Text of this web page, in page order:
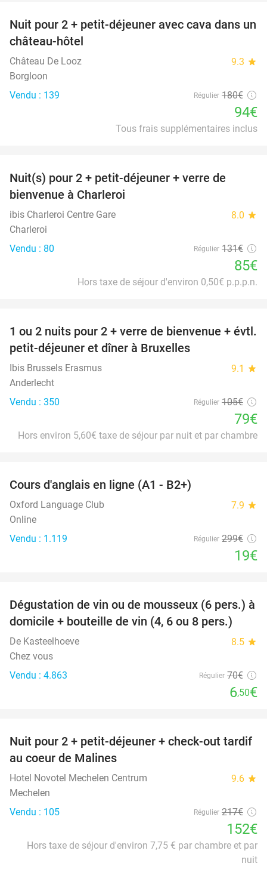
48%
Nuit pour 2 + petit-déjeuner avec cava dans un
château-hôtel
Château De Looz 9.3 star
Borgloon
Vendu : 139
Régulier 180€
94€
Tous frais supplémentaires inclus
Nuit(s) pour 2 + petit-déjeuner + verre de
bienvenue à Charleroi
ibis Charleroi Centre Gare 8.0 star
Charleroi
Vendu : 80
Régulier 131€
85€
Hors taxe de séjour d'environ 0,50€ p.p.p.n.
25%
1 ou 2 nuits pour 2 + verre de bienvenue + évtl.
petit-déjeuner et dîner à Bruxelles
Ibis Brussels Erasmus 9.1 star
Anderlecht
Vendu : 350
Régulier 105€
79€
Hors environ 5,60€ taxe de séjour par nuit et par chambre
Cours d'anglais en ligne (A1 - B2+)
Oxford Language Club 7.9 star
Online
Vendu : 1.119
Régulier 299€
19€
91%
Dégustation de vin ou de mousseux (6 pers.) à
domicile + bouteille de vin (4, 6 ou 8 pers.)
De Kasteelhoeve 8.5 star
Chez vous
Vendu : 4.863
Régulier 70€
6,50€
30%
Nuit pour 2 + petit-déjeuner + check-out tardif
au coeur de Malines
Hotel Novotel Mechelen Centrum 9.6 star
Mechelen
Vendu : 105
Régulier 217€
152€
Hors taxe de séjour d'environ 7,75 € par chambre et par
nuit